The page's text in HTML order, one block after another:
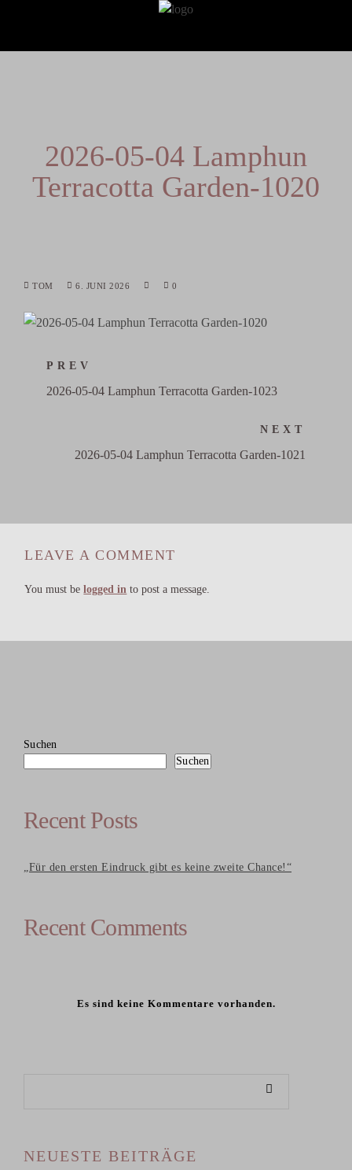
2026-05-04 Lamphun
Terracotta Garden-1020
TOM 6. JUNI 2026 0
PREV
2026-05-04 Lamphun Terracotta Garden-1023
NEXT
2026-05-04 Lamphun Terracotta Garden-1021
LEAVE A COMMENT
You must belogged in to post a message.
Suchen
Suchen
Recent Posts
„Für den ersten Eindruck gibt es keine zweite Chance!“
Recent Comments
Es sind keine Kommentare vorhanden.
NEUESTE BEITRÄGE